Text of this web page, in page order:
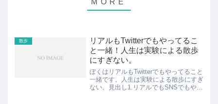
散歩
リアルもTwitterでもやってるこ
と一緒！人生は実験による散歩
にすぎない。
ぼくはリアルもTwitterでもやってること
一緒です。人生は実験による散歩にすぎ
ない。見出し1.リアルでもSNSでもやっ